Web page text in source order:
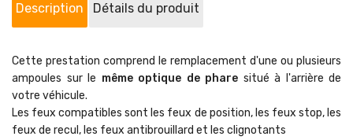
Description Détails du produit
Cette prestation comprend le remplacement d'une ou plusieurs
ampoules sur le même optique de phare situé à l'arrière de
votre véhicule.
Les feux compatibles sont les feux de position, les feux stop, les
feux de recul, les feux antibrouillard et les clignotants